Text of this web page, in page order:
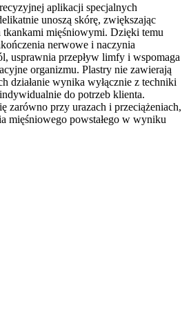
aplikacji specjalnych
unoszą skórę, zwiększając
tkankami mięśniowymi. Dzięki temu
nerwowe i naczynia
usprawnia przepływ limfy i wspomaga
organizmu. Plastry nie zawierają
działanie wynika wyłącznie z techniki
do potrzeb klienta.
zarówno przy urazach i przeciążeniach,
mięśniowego powstałego w wyniku